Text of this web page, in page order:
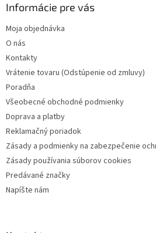
Informácie pre vás
Moja objednávka
O nás
Kontakty
Vrátenie tovaru (Odstúpenie od zmluvy)
Poradňa
Všeobecné obchodné podmienky
Doprava a platby
Reklamačný poriadok
Zásady a podmienky na zabezpečenie
Zásady používania súborov cookies
Predávané značky
Napíšte nám